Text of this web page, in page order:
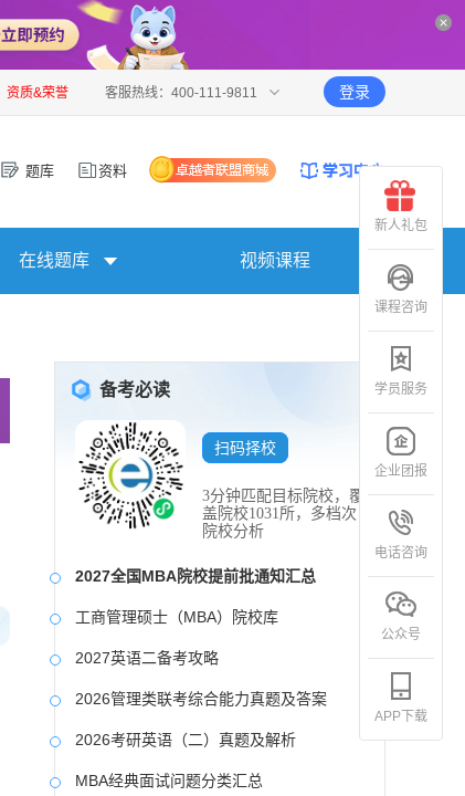
资质&荣誉 客服热线：400-111-9811 登录
题库 资料
在线题库 视频课程
备考必读
扫码择校
3分钟匹配目标院校，覆
盖院校1031所，多档次
院校分析
2027全国MBA院校提前批通知汇总
工商管理硕士（MBA）院校库
2027英语二备考攻略
2026管理类联考综合能力真题及答案
2026考研英语（二）真题及解析
MBA经典面试问题分类汇总
新人礼包
课程咨询
学员服务
企业团报
电话咨询
公众号
APP下载